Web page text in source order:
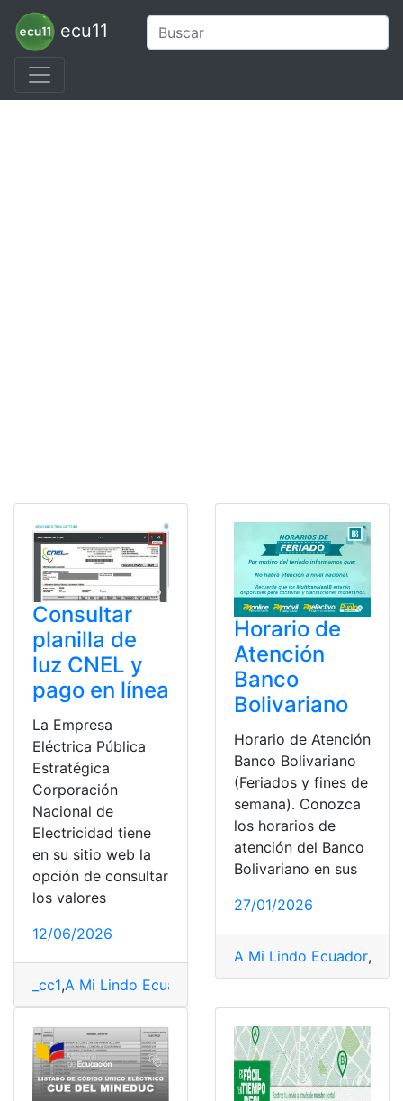
ecu11
Consultar
planilla de
luz CNEL y
pago en línea
La Empresa
Eléctrica Pública
Estratégica
Corporación
Nacional de
Electricidad tiene
en su sitio web la
opción de consultar
los valores
12/06/2026
_cc1,A Mi Lindo Ecuador adopción ecuador,CNEL,
Horario de
Atención
Banco
Bolivariano
Horario de Atención
Banco Bolivariano
(Feriados y fines de
semana). Conozca
los horarios de
atención del Banco
Bolivariano en sus
27/01/2026
A Mi Lindo Ecuador,